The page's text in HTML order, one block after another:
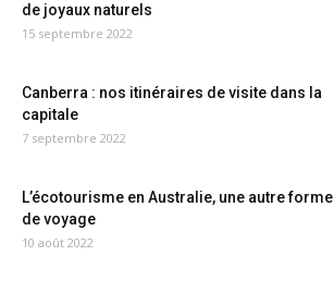
de joyaux naturels
15 septembre 2022
Canberra : nos itinéraires de visite dans la
capitale
7 septembre 2022
L’écotourisme en Australie, une autre forme
de voyage
10 août 2022